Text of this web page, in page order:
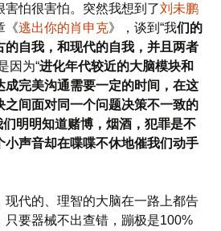
怕很害怕。突然我想到了刘未鹏
《逃出你的肖申克》，谈到“我们的
的自我，和现代的自我，并且两者
因为“进化年代较近的大脑模块和
成完美沟通需要一定的时间，在这
之间面对同一个问题决策不一致的
明明知道赌博，烟酒，犯罪是不
小声音却在喋喋不休地催我们动手
现代的、理智的大脑在一路上都告
只要器械不出查错，蹦极是100%